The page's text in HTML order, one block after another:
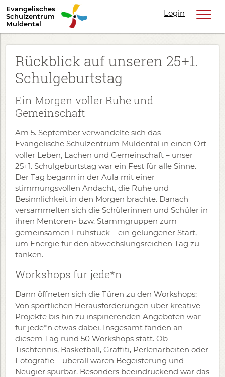
Evangelisches
Schulzentrum
Muldental
Login
Rückblick auf unseren 25+1.
Schulgeburtstag
Ein Morgen voller Ruhe und
Gemeinschaft
Am 5. September verwandelte sich das
Evangelische Schulzentrum Muldental in einen Ort
voller Leben, Lachen und Gemeinschaft – unser
25+1. Schulgeburtstag war ein Fest für alle Sinne.
Der Tag begann in der Aula mit einer
stimmungsvollen Andacht, die Ruhe und
Besinnlichkeit in den Morgen brachte. Danach
versammelten sich die Schülerinnen und Schüler in
ihren Mentoren- bzw. Stammgruppen zum
gemeinsamen Frühstück – ein gelungener Start,
um Energie für den abwechslungsreichen Tag zu
tanken.
Workshops für jede*n
Dann öffneten sich die Türen zu den Workshops:
Von sportlichen Herausforderungen über kreative
Projekte bis hin zu inspirierenden Angeboten war
für jede*n etwas dabei. Insgesamt fanden an
diesem Tag rund 50 Workshops statt. Ob
Tischtennis, Basketball, Graffiti, Perlenarbeiten oder
Fotografie – überall waren Begeisterung und
Neugier spürbar. Besonders beeindruckend war das